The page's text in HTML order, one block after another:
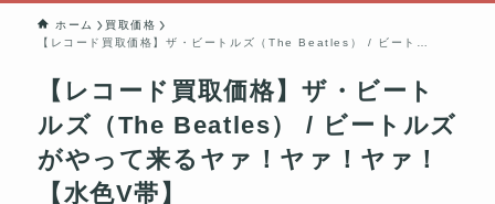
ホーム
買取価格
【レコード買取価格】ザ・ビートルズ（The Beatles） / ビートルズがやって来るヤァ！ヤァ！ヤァ！【水色V帯】
【レコード買取価格】ザ・ビート
ルズ（The Beatles） / ビートルズ
がやって来るヤァ！ヤァ！ヤァ！
【水色V帯】